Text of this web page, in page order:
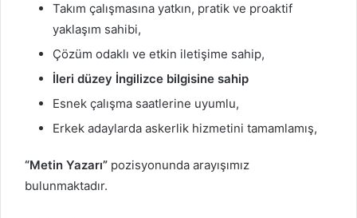
Takım çalışmasına yatkın, pratik ve proaktif
yaklaşım sahibi,
Çözüm odaklı ve etkin iletişime sahip,
İleri düzey İngilizce bilgisine sahip
Esnek çalışma saatlerine uyumlu,
Erkek adaylarda askerlik hizmetini tamamlamış,
“Metin Yazarı” pozisyonunda arayışımız
bulunmaktadır.